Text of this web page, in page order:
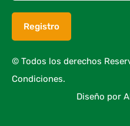
© Todos los derechos
Condiciones.
Diseño por